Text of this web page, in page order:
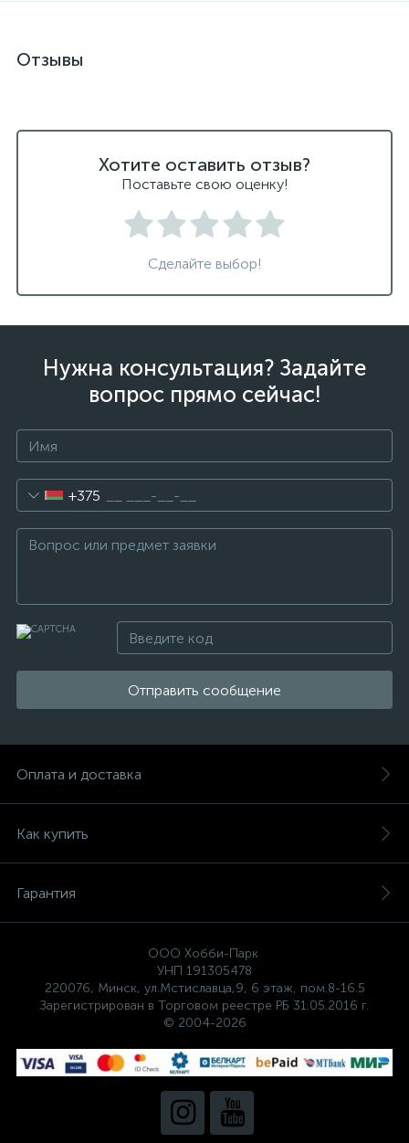
Отзывы
Хотите оставить отзыв?
Поставьте свою оценку!
Сделайте выбор!
Нужна консультация? Задайте
вопрос прямо сейчас!
+375
Отправить сообщение
Оплата и доставка
Как купить
Гарантия
ООО Хобби-Парк
УНП 191305478
220076, Минск, ул.Мстиславца,9, 6 этаж, пом.8-16.5
Зарегистрирован в Торговом реестре РБ 31.05.2016 г.
© 2004-2026